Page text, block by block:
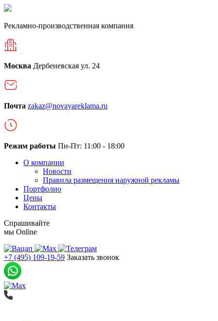
Рекламно-производственная компания
Москва Дербеневская ул. 24
Почта zakaz@novayareklama.ru
Режим работы Пн-Пт: 11:00 - 18:00
О компании
Новости
Правила размещения наружной рекламы
Портфолио
Цены
Контакты
Спрашивайте
мы Online
+7 (495) 109-19-59 Заказать звонок